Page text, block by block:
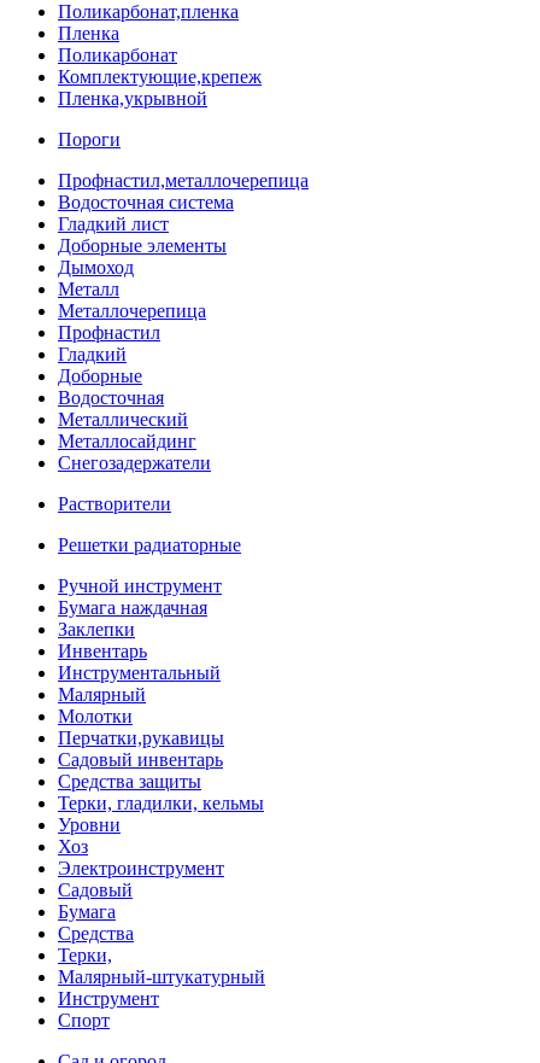
Поликарбонат,пленка
Пленка
Поликарбонат
Комплектующие,крепеж
Пленка,укрывной
Пороги
Профнастил,металлочерепица
Водосточная система
Гладкий лист
Доборные элементы
Дымоход
Металл
Металлочерепица
Профнастил
Гладкий
Доборные
Водосточная
Металлический
Металлосайдинг
Снегозадержатели
Растворители
Решетки радиаторные
Ручной инструмент
Бумага наждачная
Заклепки
Инвентарь
Инструментальный
Малярный
Молотки
Перчатки,рукавицы
Садовый инвентарь
Средства защиты
Терки, гладилки, кельмы
Уровни
Хоз
Электроинструмент
Садовый
Бумага
Средства
Терки,
Малярный-штукатурный
Инструмент
Спорт